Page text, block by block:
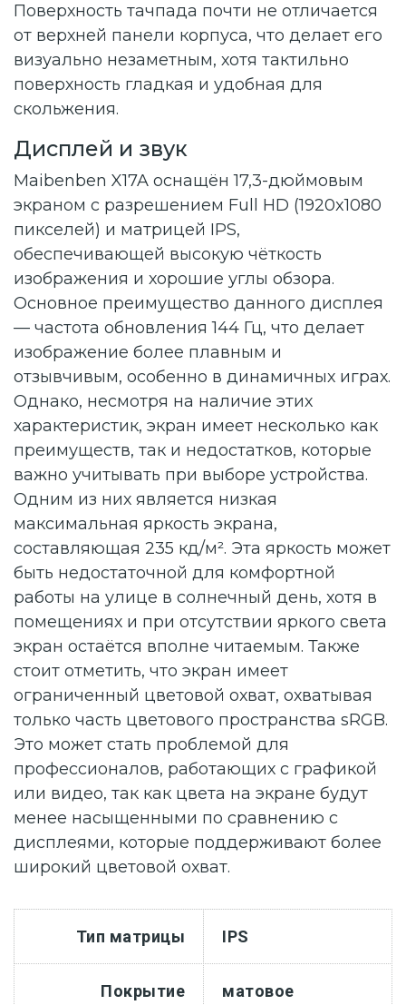
Поверхность тачпада почти не отличается
от верхней панели корпуса, что делает его
визуально незаметным, хотя тактильно
поверхность гладкая и удобная для
скольжения.
Дисплей и звук
Maibenben X17A оснащён 17,3-дюймовым
экраном с разрешением Full HD (1920x1080
пикселей) и матрицей IPS,
обеспечивающей высокую чёткость
изображения и хорошие углы обзора.
Основное преимущество данного дисплея
— частота обновления 144 Гц, что делает
изображение более плавным и
отзывчивым, особенно в динамичных играх.
Однако, несмотря на наличие этих
характеристик, экран имеет несколько как
преимуществ, так и недостатков, которые
важно учитывать при выборе устройства.
Одним из них является низкая
максимальная яркость экрана,
составляющая 235 кд/м². Эта яркость может
быть недостаточной для комфортной
работы на улице в солнечный день, хотя в
помещениях и при отсутствии яркого света
экран остаётся вполне читаемым. Также
стоит отметить, что экран имеет
ограниченный цветовой охват, охватывая
только часть цветового пространства sRGB.
Это может стать проблемой для
профессионалов, работающих с графикой
или видео, так как цвета на экране будут
менее насыщенными по сравнению с
дисплеями, которые поддерживают более
широкий цветовой охват.
Тип матрицы IPS
Покрытие матовое